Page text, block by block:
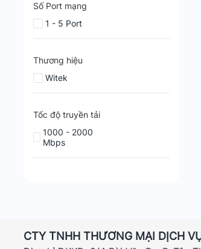
Số Port mạng
1 - 5 Port
Thương hiệu
Witek
Tốc độ truyền tải
1000 - 2000
Mbps
CTY TNHH THƯƠNG MẠI DỊCH